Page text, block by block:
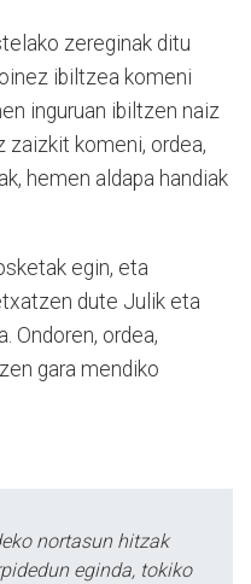
zereginak ditu
ibiltzea komeni
inguruan ibiltzen naiz
zaizkit komeni, ordea,
hemen aldapa handiak
egin, eta
dute Julik eta
Ondoren, ordea,
gara mendiko
nortasun hitzak
eginda, tokiko